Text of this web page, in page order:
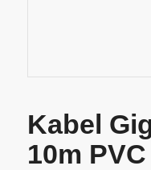
Kabel
10m